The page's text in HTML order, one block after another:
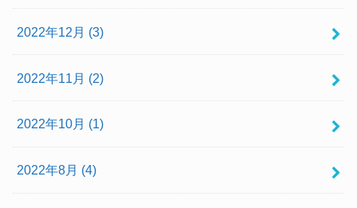
2022年12月 (3)
2022年11月 (2)
2022年10月 (1)
2022年8月 (4)